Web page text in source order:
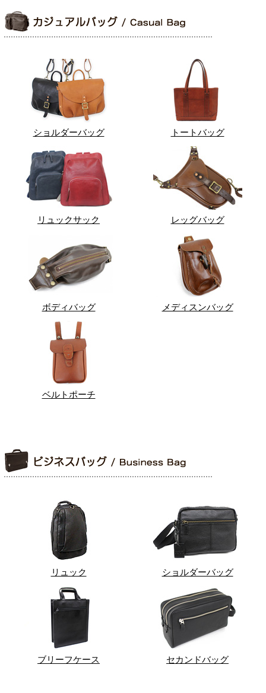
ショルダーバッグ トートバッグ
リュックサック レッグバッグ
ボディバッグ メディスンバッグ
ベルトポーチ
リュック ショルダーバッグ
ブリーフケース セカンドバッグ